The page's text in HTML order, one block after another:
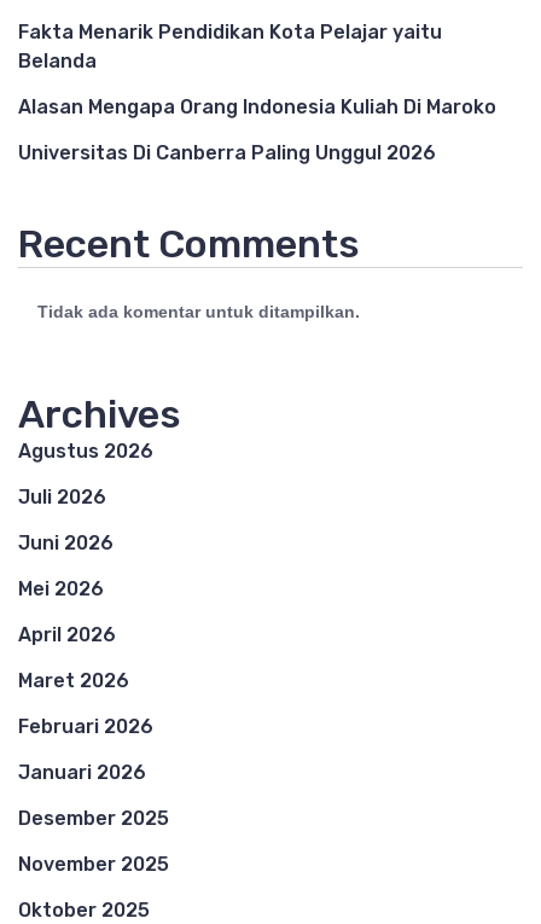
Fakta Menarik Pendidikan Kota Pelajar yaitu
Belanda
Alasan Mengapa Orang Indonesia Kuliah Di Maroko
Universitas Di Canberra Paling Unggul 2026
Recent Comments
Tidak ada komentar untuk ditampilkan.
Archives
Agustus 2026
Juli 2026
Juni 2026
Mei 2026
April 2026
Maret 2026
Februari 2026
Januari 2026
Desember 2025
November 2025
Oktober 2025